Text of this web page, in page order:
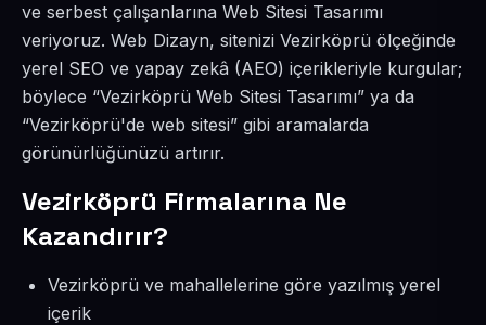
ve serbest çalışanlarına Web Sitesi Tasarımı
veriyoruz. Web Dizayn, sitenizi Vezirköprü ölçeğinde
yerel SEO ve yapay zekâ (AEO) içerikleriyle kurgular;
böylece “Vezirköprü Web Sitesi Tasarımı” ya da
“Vezirköprü'de web sitesi” gibi aramalarda
görünürlüğünüzü artırır.
Vezirköprü Firmalarına Ne
Kazandırır?
Vezirköprü ve mahallelerine göre yazılmış yerel
içerik